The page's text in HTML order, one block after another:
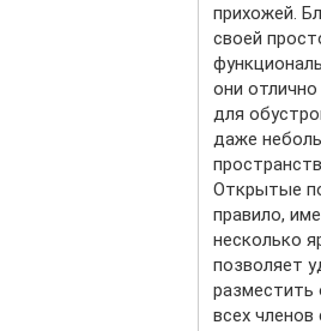
прихожей.
своей
они
для
даже
Открытые
правило,
несколько
позволяет
разместить
всех членов